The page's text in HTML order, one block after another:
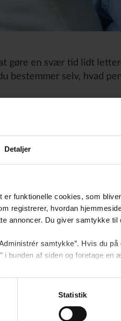
Detaljer
funktionelle cookies, som
registrerer, hvordan
annoncer. Du giver samtykke til
samtykke”. Hvis du
i bunden af siden og foretage en
.
Statistik
gøre en svær tid lidt
bestemmer selv, hvad
Pleje og hjælpemidler
Kritisk sygdom kan også